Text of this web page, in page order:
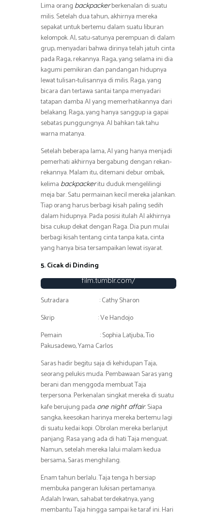
Lima orang backpackerberkenalan di suatu
milis. Setelah dua tahun, akhirnya mereka
sepakat untuk bertemu dalam suatu liburan
kelompok. Al, satu-satunya perempuan di dalam
grup, menyadari bahwa dirinya telah jatuh cinta
pada Raga, rekannya. Raga, yang selama ini dia
kagumi pemikiran dan pandangan hidupnya
lewat tulisan-tulisannya di milis. Raga, yang
bicara dan tertawa santai tanpa menyadari
tatapan damba Al yang memerhatikannya dari
belakang. Raga, yang hanya sanggup ia gapai
sebatas punggungnya. Al bahkan tak tahu
warna matanya.
Setelah beberapa lama, Al yang hanya menjadi
pemerhati akhirnya bergabung dengan rekan-
rekannya. Malam itu, ditemani debur ombak,
kelima backpackeritu duduk mengelilingi
meja bar. Satu permainan kecil mereka jalankan.
Tiap orang harus berbagi kisah paling sedih
dalam hidupnya. Pada posisi itulah Al akhirnya
bisa cukup dekat dengan Raga. Dia pun mulai
berbagi kisah tentang cinta tanpa kata, cinta
yang hanya bisa tersampaikan lewat isyarat.
5. Cicak di Dinding
Foto : http://rectoverso-
film.tumblr.com/
Sutradara : Cathy Sharon
Skrip : Ve Handojo
Pemain : Sophia Latjuba, Tio
Pakusadewo, Yama Carlos
Saras hadir begitu saja di kehidupan Taja,
seorang pelukis muda. Pembawaan Saras yang
berani dan menggoda membuat Taja
terpersona. Perkenalan singkat mereka di suatu
kafe berujung pada one night affair. Siapa
sangka, keesokan harinya mereka bertemu lagi
di suatu kedai kopi. Obrolan mereka berlanjut
panjang. Rasa yang ada di hati Taja menguat.
Namun, setelah mereka lalui malam kedua
bersama, Saras menghilang.
Enam tahun berlalu. Taja tenga h bersiap
membuka pangeran lukisan pertamanya.
Adalah Irwan, sahabat terdekatnya, yang
membantu Taja hingga sampai ke taraf ini. Hari